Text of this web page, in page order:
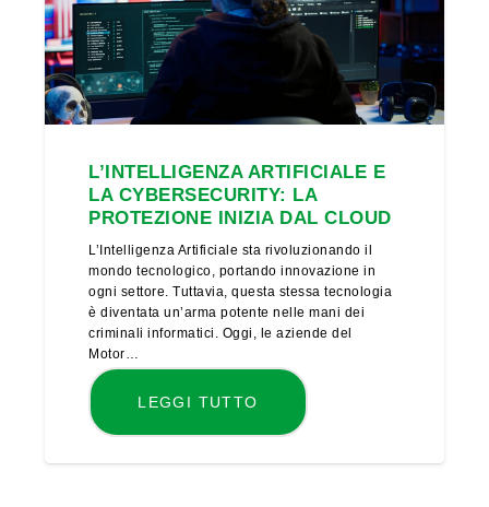
L’INTELLIGENZA ARTIFICIALE E
LA CYBERSECURITY: LA
PROTEZIONE INIZIA DAL CLOUD
L’Intelligenza Artificiale sta rivoluzionando il
mondo tecnologico, portando innovazione in
ogni settore. Tuttavia, questa stessa tecnologia
è diventata un’arma potente nelle mani dei
criminali informatici. Oggi, le aziende del
Motor…
LEGGI TUTTO